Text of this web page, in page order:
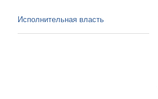
Исполнительная власть